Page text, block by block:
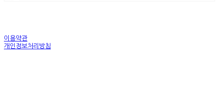
이용약관
개인정보처리방침